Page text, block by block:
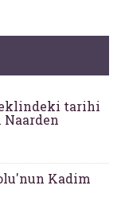
tarihi
Kadim